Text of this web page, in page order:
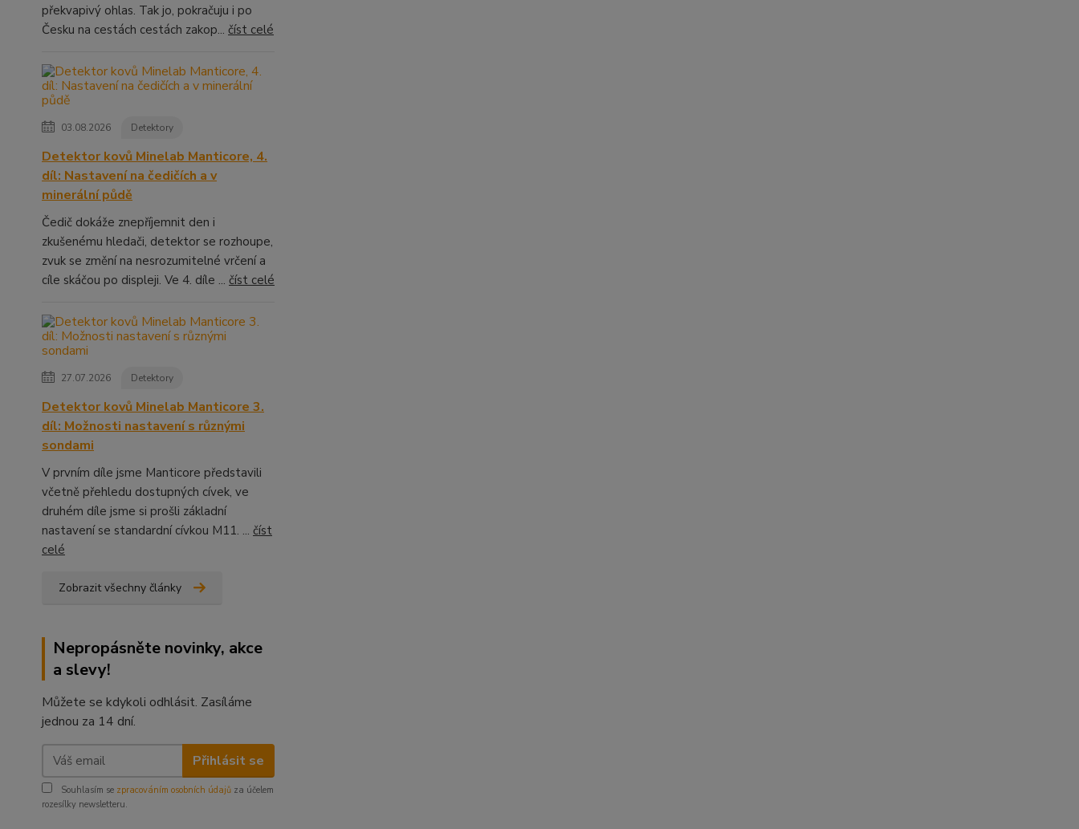
překvapivý ohlas. Tak jo, pokračuju i po
Česku na cestách cestách zakop... číst celé
03.08.2026 Detektory
Detektor kovů Minelab Manticore, 4.
díl: Nastavení na čedičích a v
minerální půdě
Čedič dokáže znepříjemnit den i
zkušenému hledači, detektor se rozhoupe,
zvuk se změní na nesrozumitelné vrčení a
cíle skáčou po displeji. Ve 4. díle ... číst celé
27.07.2026 Detektory
Detektor kovů Minelab Manticore 3.
díl: Možnosti nastavení s různými
sondami
V prvním díle jsme Manticore představili
včetně přehledu dostupných cívek, ve
druhém díle jsme si prošli základní
nastavení se standardní cívkou M11. ... číst
celé
Zobrazit všechny články
Nepropásněte novinky, akce
a slevy!
Můžete se kdykoli odhlásit. Zasíláme
jednou za 14 dní.
Přihlásit se
Souhlasím se zpracováním osobních údajů za účelem
rozesílky newsletteru.